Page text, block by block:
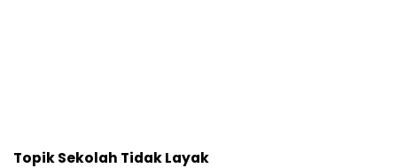
TopikSekolah Tidak Layak